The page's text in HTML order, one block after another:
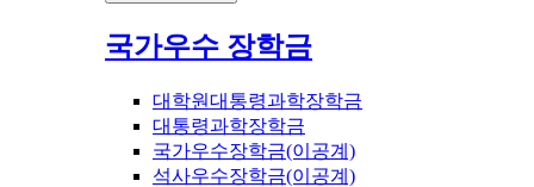
국가우수 장학금
대학원대통령과학장학금
대통령과학장학금
국가우수장학금(이공계)
석사우수장학금(이공계)